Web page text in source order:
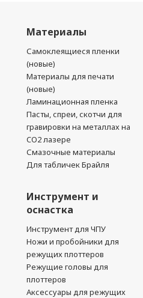
Материалы
Самоклеящиеся пленки
(новые)
Материалы для печати
(новые)
Ламинационная пленка
Пасты, спреи, скотчи для
гравировки на металлах на
CO2 лазере
Смазочные материалы
Для табличек Брайля
Инструмент и
оснастка
Инструмент для ЧПУ
Ножи и пробойники для
режущих плоттеров
Режущие головы для
плоттеров
Аксессуары для режущих